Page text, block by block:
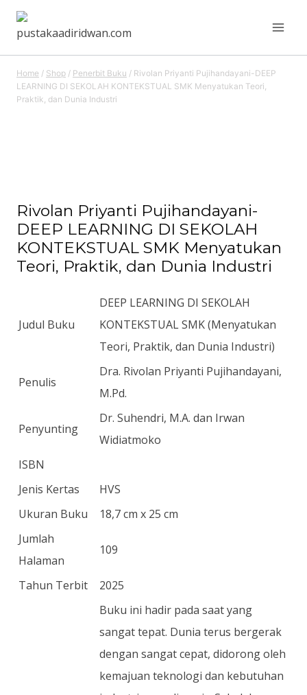
Skip
content
Home / Shop / Penerbit Buku / Rivolan Priyanti Pujihandayani-DEEP
LEARNING DI SEKOLAH KONTEKSTUAL SMK Menyatukan Teori,
Praktik, dan Dunia Industri
Rivolan Priyanti Pujihandayani-
DEEP LEARNING DI SEKOLAH
KONTEKSTUAL SMK Menyatukan
Teori, Praktik, dan Dunia Industri
Judul Buku
DEEP LEARNING DI SEKOLAH
KONTEKSTUAL SMK (Menyatukan
Teori, Praktik, dan Dunia Industri)
Penulis
Dra. Rivolan Priyanti Pujihandayani,
M.Pd.
Penyunting
Dr. Suhendri, M.A. dan Irwan
Widiatmoko
ISBN
Jenis Kertas
HVS
Ukuran Buku
18,7 cm x 25 cm
Jumlah
Halaman
109
Tahun Terbit 2025
Buku ini hadir pada saat yang
sangat tepat. Dunia terus bergerak
dengan sangat cepat, didorong oleh
kemajuan teknologi dan kebutuhan